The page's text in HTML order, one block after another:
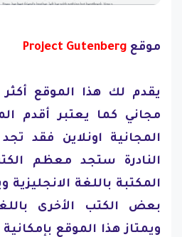
موقع Project Gutenberg
مجاني كما يعتبر أقدم
المجانية اونلاين فقد
النادرة ستجد معظم
المكتبة باللغة
بعض الكتب الأخرى
ويمتاز هذا الموقع